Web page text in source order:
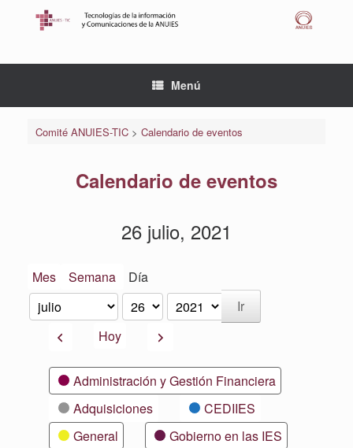
Menú
Comité ANUIES-TIC> Calendario de eventos
Calendario de eventos
26 julio, 2021
Mes Semana Día
Mes
Día
Año
AnteriorHoy Siguiente
CategoríasAdministración y Gestión Financiera
Adquisiciones
CEDIIES
General
Gobierno en las IES